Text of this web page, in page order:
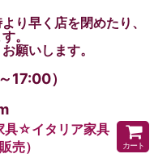
り早く店を閉めたり、
。
願いします。
）
具☆イタリア家具
売）
カート